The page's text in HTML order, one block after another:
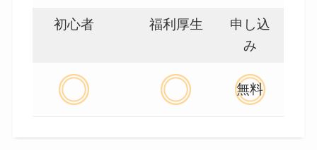
初心者 福利厚生
申し込
み
無料